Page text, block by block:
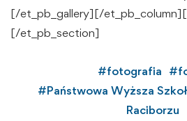
[/et_pb_gallery][/
[/et_pb_section]
#fotografia #
#Państwowa Wyższa
Raciborzu